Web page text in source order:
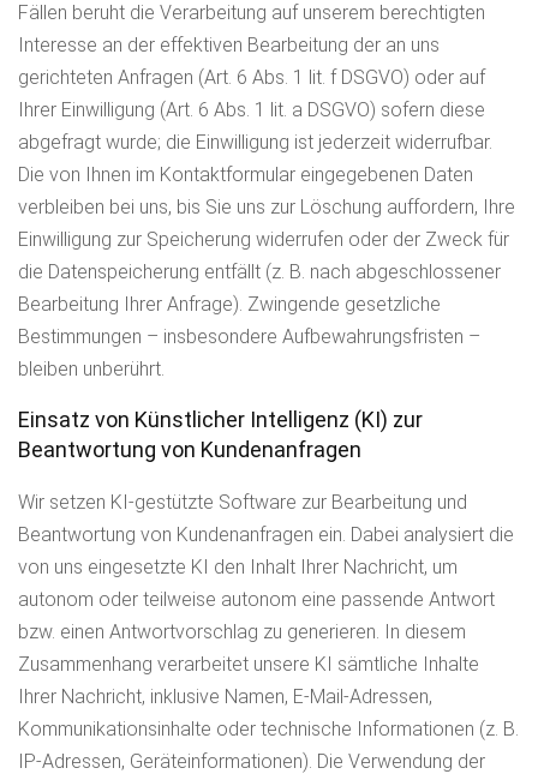
Fällen beruht die Verarbeitung auf unserem berechtigten
Interesse an der effektiven Bearbeitung der an uns
gerichteten Anfragen (Art. 6 Abs. 1 lit. f DSGVO) oder auf
Ihrer Einwilligung (Art. 6 Abs. 1 lit. a DSGVO) sofern diese
abgefragt wurde; die Einwilligung ist jederzeit widerrufbar.
Die von Ihnen im Kontaktformular eingegebenen Daten
verbleiben bei uns, bis Sie uns zur Löschung auffordern, Ihre
Einwilligung zur Speicherung widerrufen oder der Zweck für
die Datenspeicherung entfällt (z. B. nach abgeschlossener
Bearbeitung Ihrer Anfrage). Zwingende gesetzliche
Bestimmungen – insbesondere Aufbewahrungsfristen –
bleiben unberührt.
Einsatz von Künstlicher Intelligenz (KI) zur
Beantwortung von Kundenanfragen
Wir setzen KI-gestützte Software zur Bearbeitung und
Beantwortung von Kundenanfragen ein. Dabei analysiert die
von uns eingesetzte KI den Inhalt Ihrer Nachricht, um
autonom oder teilweise autonom eine passende Antwort
bzw. einen Antwortvorschlag zu generieren. In diesem
Zusammenhang verarbeitet unsere KI sämtliche Inhalte
Ihrer Nachricht, inklusive Namen, E-Mail-Adressen,
Kommunikationsinhalte oder technische Informationen (z. B.
IP-Adressen, Geräteinformationen). Die Verwendung der